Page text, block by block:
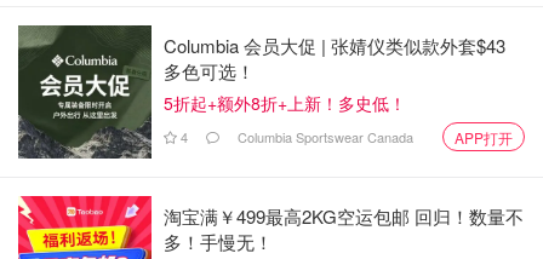
Columbia 会员大促 | 张婧仪类似款外套$43
多色可选！
5折起+额外8折+上新！多史低！
4 Columbia Sportswear Canada APP打开
淘宝满￥499最高2KG空运包邮 回归！数量不
多！手慢无！